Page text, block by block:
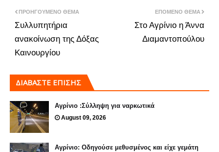
ΕΠΌΜΕΝΟ ΘΈΜΑ
Στο Αγρίνιο η Άννα
Διαμαντοπούλου
ΠΡΟΗΓΟΎΜΕΝΟ ΘΈΜΑ
Συλλυπητήρια
ανακοίνωση της Δόξας
Καινουργίου
ΔΙΑΒΑΣΤΕ ΕΠΙΣΗΣ
Αγρίνιο :Σύλληψη για ναρκωτικά
August 09, 2026
Αγρίνιο: Οδηγούσε μεθυσμένος και είχε γεμάτη